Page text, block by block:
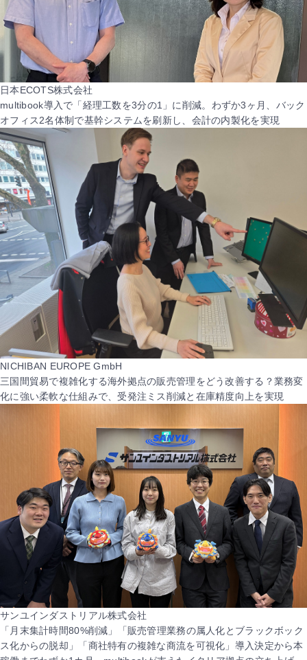
日本ECOTS株式会社
multibook導入で「経理工数を3分の1」に削減。わずか3ヶ月、バック
オフィス2名体制で基幹システムを刷新し、会計の内製化を実現
NICHIBAN EUROPE GmbH
三国間貿易で複雑化する海外拠点の販売管理をどう改善する？業務変
化に強い柔軟な仕組みで、受発注ミス削減と在庫精度向上を実現
サンユインダストリアル株式会社
「月末集計時間80%削減」「販売管理業務の属人化とブラックボック
ス化からの脱却」「商社特有の複雑な商流を可視化」導入決定から本